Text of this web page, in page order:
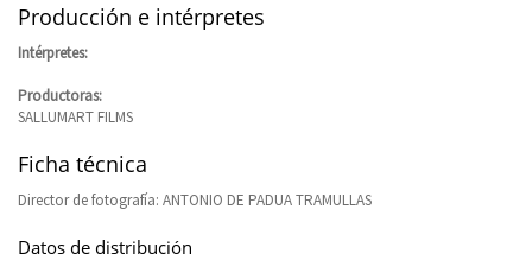
Producción e intérpretes
Intérpretes:
Productoras:
SALLUMART FILMS
Ficha técnica
Director de fotografía: ANTONIO DE PADUA TRAMULLAS
Datos de distribución